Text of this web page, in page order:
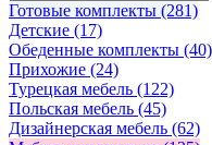
Готовые комплекты (281)
Детские (17)
Обеденные комплекты (40)
Прихожие (24)
Турецкая мебель (122)
Польская мебель (45)
Дизайнерская мебель (62)